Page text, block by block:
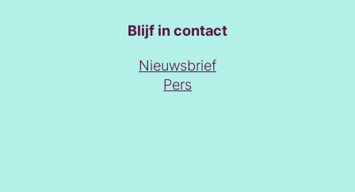
Blijf in contact
Nieuwsbrief
Pers